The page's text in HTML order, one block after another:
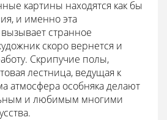
картины находятся как бы
и именно эта
странное
скоро вернется и
Скрипучие полы,
лестница, ведущая к
атмосфера особняка делают
и любимым многими